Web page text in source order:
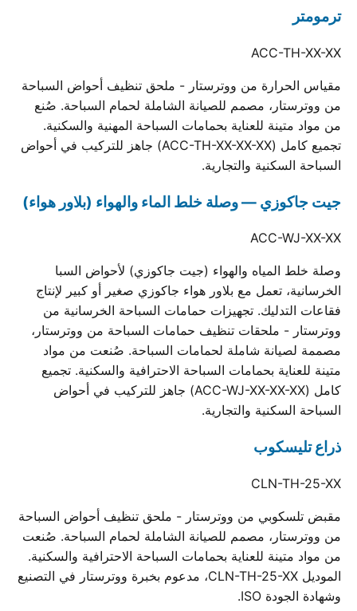
ترمومتر
ACC-TH-XX-XX
مقياس الحرارة من ووترستار - ملحق تنظيف أحواض السباحة
من ووترستار، مصمم للصيانة الشاملة لحمام السباحة. صُنع
من مواد متينة للعناية بحمامات السباحة المهنية والسكنية.
تجميع كامل (ACC-TH-XX-XX-XX) جاهز للتركيب في أحواض
السباحة السكنية والتجارية.
جيت جاكوزي — وصلة خلط الماء والهواء (بلاور هواء)
ACC-WJ-XX-XX
وصلة خلط المياه والهواء (جيت جاكوزي) لأحواض السبا
الخرسانية، تعمل مع بلاور هواء جاكوزي صغير أو كبير لإنتاج
فقاعات التدليك. تجهيزات حمامات السباحة الخرسانية من
ووترستار - ملحقات تنظيف حمامات السباحة من ووترستار،
مصممة لصيانة شاملة لحمامات السباحة. صُنعت من مواد
متينة للعناية بحمامات السباحة الاحترافية والسكنية. تجميع
كامل (ACC-WJ-XX-XX-XX) جاهز للتركيب في أحواض
السباحة السكنية والتجارية.
ذراع تليسكوب
CLN-TH-25-XX
مقبض تلسكوبي من ووترستار - ملحق تنظيف أحواض السباحة
من ووترستار، مصمم للصيانة الشاملة لحمام السباحة. صُنعت
من مواد متينة للعناية بحمامات السباحة الاحترافية والسكنية.
الموديل CLN-TH-25-XX، مدعوم بخبرة ووترستار في التصنيع
وشهادة الجودة ISO.